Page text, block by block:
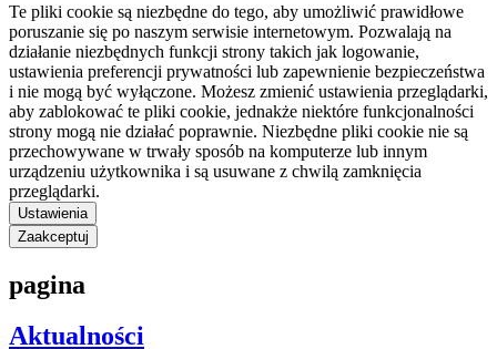
Te pliki cookie są niezbędne do tego, aby umożliwić prawidłowe
poruszanie się po naszym serwisie internetowym. Pozwalają na
działanie niezbędnych funkcji strony takich jak logowanie,
ustawienia preferencji prywatności lub zapewnienie bezpieczeństwa
i nie mogą być wyłączone. Możesz zmienić ustawienia przeglądarki,
aby zablokować te pliki cookie, jednakże niektóre funkcjonalności
strony mogą nie działać poprawnie. Niezbędne pliki cookie nie są
przechowywane w trwały sposób na komputerze lub innym
urządzeniu użytkownika i są usuwane z chwilą zamknięcia
przeglądarki.
Ustawienia
Zaakceptuj
pagina
Aktualności